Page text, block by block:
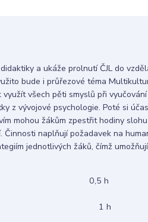
a ukáže prolnutí ČJL do
bude i průřezové téma
všech pěti smyslů při
z vývojové psychologie. Poté si
mohou žákům zpestřit hodiny
Činnosti naplňují požadavek na
jednotlivých žáků, čímž
úvod
1 h